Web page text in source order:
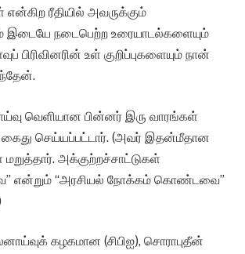
ரீதியில் அவருக்கும்
இடையே நடைபெற்ற உரையாடல்களையும்
பிரிவினரின் உள் குறிப்புகளையும் நான்
வெளியான பின்னர் இரு வாரங்கள்
கைது செய்யப்பட்டார். (அவர் இதன்மீதான
மறுத்தார். அக்குற்றச்சாட்டுகள்
என்றும் “அரசியல் நோக்கம் கொண்டவை”
கழகமான (சிபிஐ), சொராபுதீன்